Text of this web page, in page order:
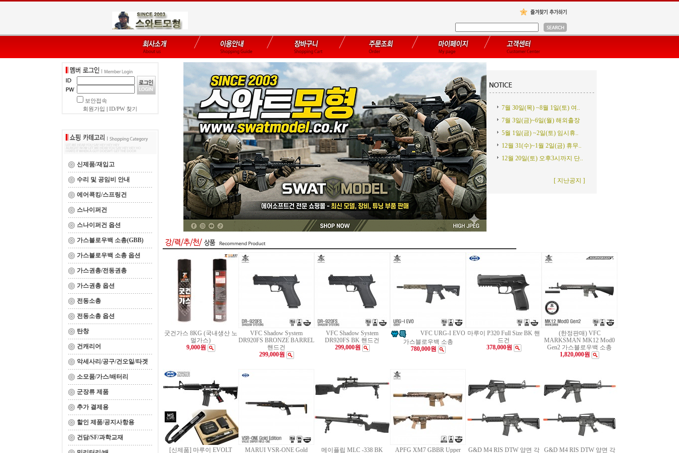
보안접속
회원가입
ID/PW 찾기
신제품/재입고
수리 및 공임비 안내
에어콕킹/스프링건
스나이퍼건
스나이퍼건 옵션
가스블로우백 소총(GBB)
가스블로우백 소총 옵션
가스권총/전동권총
가스권총 옵션
전동소총
전동소총 옵션
탄창
건캐리어
악세사리/공구/건오일/타겟
소모품/가스/배터리
군장류 제품
추가 결제용
할인 제품/공지사항용
건담/SF/과학교재
7월 30일(목) ~8월 1일(토) 여..
7월 3일(금)~6일(월) 해외출장
5월 1일(금) ~2일(토) 임시휴..
12월 31(수)~1월 2일(금) 휴무..
12월 20일(토) 오후3시까지 단..
[ 지난공지 ]
굿건가스 8KG (국내생산 노
멀가스)
9,000원
VFC Shadow System
DR920FS BRONZE BARREL
핸드건
299,000원
VFC Shadow System
DR920FS BK 핸드건
299,000원
VFC URG-I EVO
가스블로우백 소총
780,000원
마루이 P320 Full Size BK 핸
드건
378,000원
(한정판매) VFC
MARKSMAN MK12 Mod0
Gen2 가스블로우백 소총
1,820,000원
[신제품] 마루이 EVOLT MARUI VSR-ONE Gold 메이플립 MLC -338 BK APFG XM7 GBBR Upper G&D M4 RIS DTW 양면 각 G&D M4 RIS DTW 양면 각